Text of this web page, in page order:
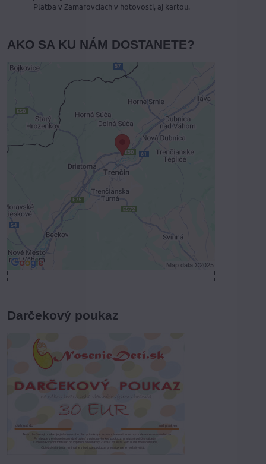
Platba v Zamarovciach v hotovosti, aj kartou.
AKO SA KU NÁM DOSTANETE?
Externý obsah je blokovaný
Voľbami súkromia
Prajete si načítať externý obsah?
Povoliť tentokrát
Povoliť a zapamätať - súhlas s druhom
cookie: Funkčné
Darčekový poukaz